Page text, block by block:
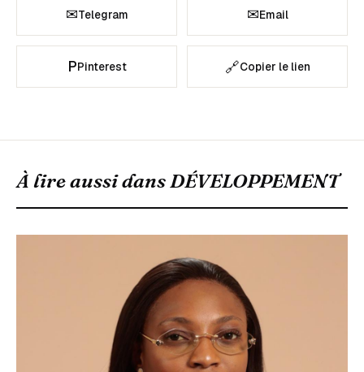
✉Telegram ✉Email
PPinterest 🔗Copier le lien
À lire aussi dansDÉVELOPPEMENT